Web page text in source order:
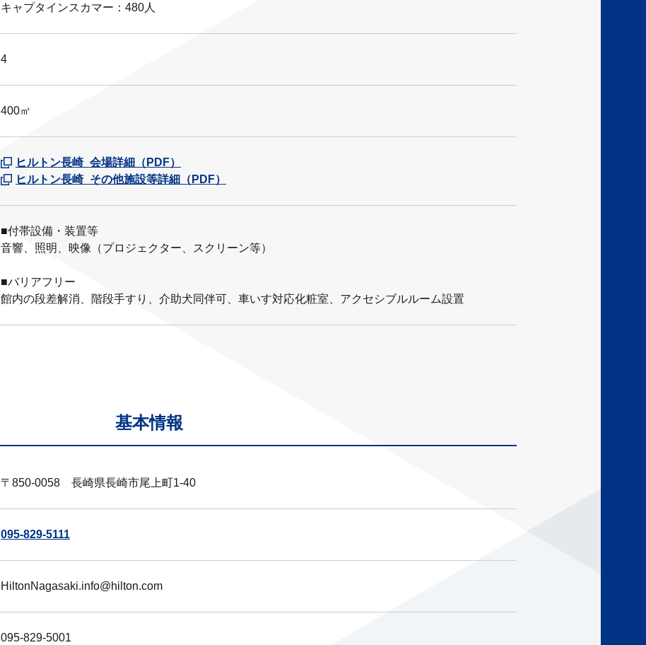
キャプタインスカマー：480人
4
400㎡
ヒルトン長崎_会場詳細（PDF）
ヒルトン長崎_その他施設等詳細（PDF）
■付帯設備・装置等
音響、照明、映像（プロジェクター、スクリーン等）
■バリアフリー
館内の段差解消、階段手すり、介助犬同伴可、車いす対応化粧室、アクセシブルルーム設置
基本情報
〒850-0058 長崎県長崎市尾上町1-40
095-829-5111
HiltonNagasaki.info@hilton.com
095-829-5001